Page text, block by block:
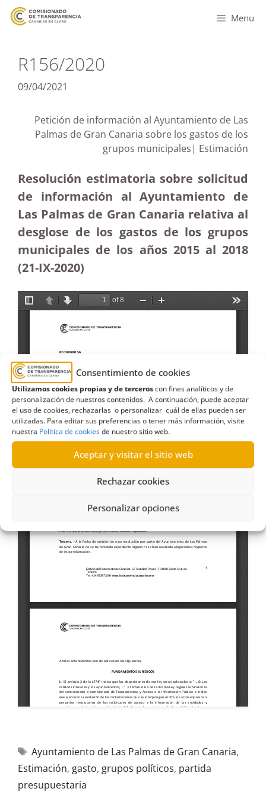
Consentimiento de cookies
Utilizamos cookies propias y de terceroscon fines analíticos y de
personalización de nuestros contenidos. A continuación, puede aceptar
el uso de cookies, rechazarlas o personalizar cuál de ellas pueden ser
utilizadas. Para editar sus preferencias o tener más información, visite
nuestra Política de cookiesde nuestro sitio web.
Aceptar y visitar el sitio web
Rechazar cookies
Personalizar opciones
Menu
R156/2020
09/04/2021
Petición de información al Ayuntamiento de Las
Palmas de Gran Canaria sobre los gastos de los
grupos municipales| Estimación
Resolución estimatoria sobre solicitud
de información al Ayuntamiento de
Las Palmas de Gran Canaria relativa al
desglose de los gastos de los grupos
municipales de los años 2015 al 2018
(21-IX-2020)
Ayuntamiento de Las Palmas de Gran Canaria,
Estimación, gasto, grupos políticos, partida
presupuestaria